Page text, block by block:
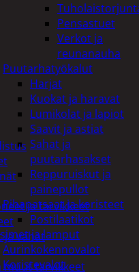
Pensastuet
Verkot ja
reunanauha
Puutarhatyökalut
Harjat
Kuokat ja haravat
Lumikolat ja lapiot
Saavit ja astiat
Sahat ja
puutarhasakset
Reppuruiskut ja
painepullot
Pihapatsaat ja koristeet
Postilaatikot
ja lamput
Aurinkokennovalot
Koristevalot
ja tarvikkeet
ja vahat
muut tarvikkeet